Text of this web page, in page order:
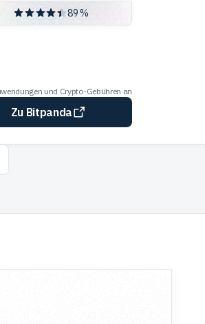
89 %
und Crypto-Gebühren an
Zu Bitpanda